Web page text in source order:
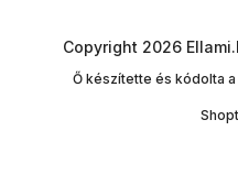
Copyright 2026
Ő készítette és kódolta